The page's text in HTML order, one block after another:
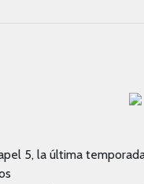
5, la última